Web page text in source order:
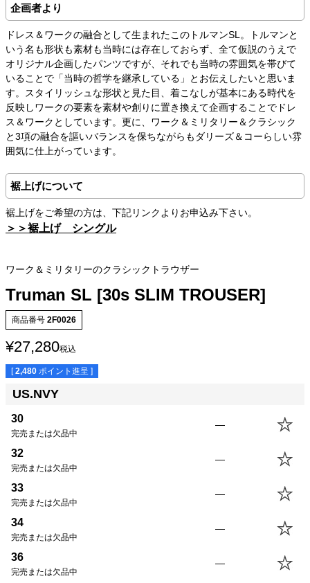
企画者より
ドレス＆ワークの融合として生まれたこのトルマンSL。トルマンと
いう名も形状も素材も当時には存在しておらず、全て仮説のうえで
オリジナル企画したパンツですが、それでも当時の雰囲気を帯びて
いることで「当時の哲学を継承している」とお伝えしたいと思いま
す。スタイリッシュな形状と見た目、着こなしが基本にある時代を
反映しワークの要素を素材や創りに置き換えて企画することでドレ
ス＆ワークとしています。更に、ワーク＆ミリタリー＆クラシック
と3項の融合を謳いバランスを保ちながらもダリーズ＆コーらしい雰
囲気に仕上がっています。
裾上げについて
裾上げをご希望の方は、下記リンクよりお申込み下さい。
＞＞裾上げ シングル
サイズ 股下 ウエスト
31
33
86.4cm 88.5cm
34
ワーク＆ミリタリーのクラシックトラウザー
Truman SL [30s SLIM TROUSER]
商品番号 2F0026
¥27,280税込
[ 2,480 ポイント進呈 ]
US.NVY
30
完売または欠品中
—
32
完売または欠品中
—
33
完売または欠品中
—
34
完売または欠品中
—
36
完売または欠品中
—